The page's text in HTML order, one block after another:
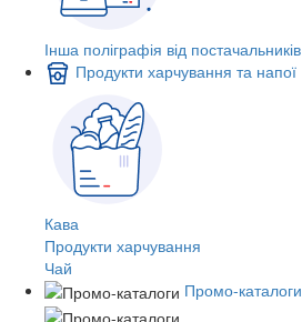
Інша поліграфія від постачальників
Продукти харчування та напої
Кава
Продукти харчування
Чай
Промо-каталоги